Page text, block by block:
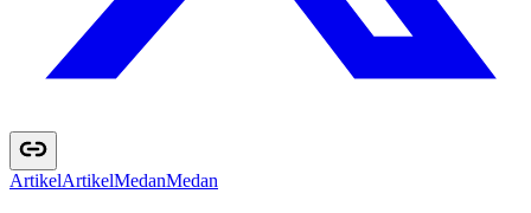
ArtikelArtikelMedanMedan